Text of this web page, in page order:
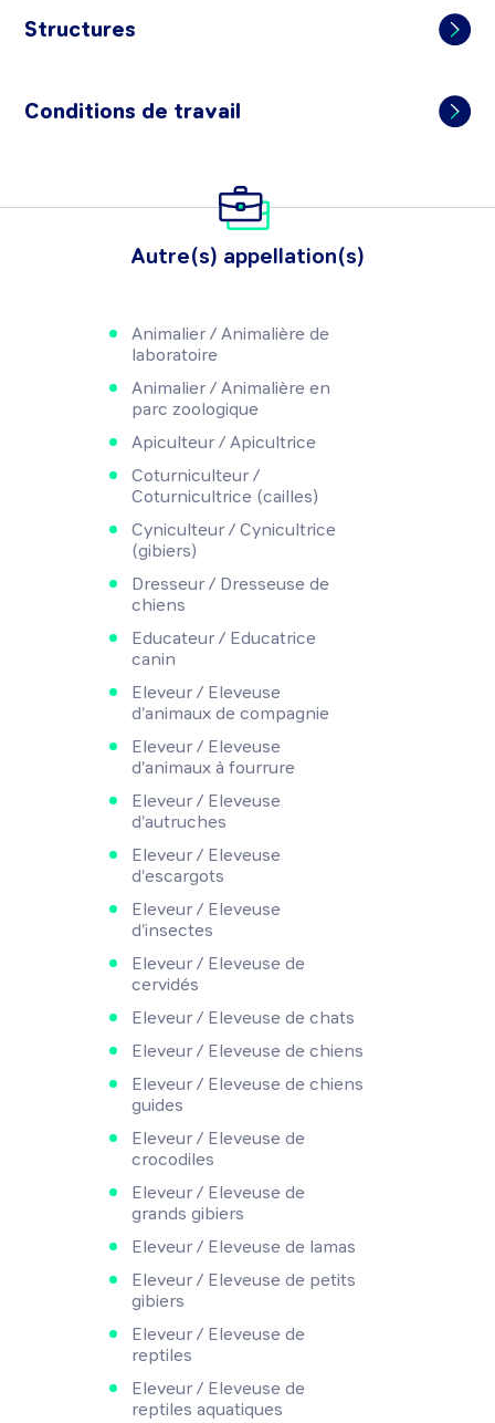
Structures
Conditions de travail
Autre(s) appellation(s)
Animalier / Animalière de
laboratoire
Animalier / Animalière en
parc zoologique
Apiculteur / Apicultrice
Coturniculteur /
Coturnicultrice (cailles)
Cyniculteur / Cynicultrice
(gibiers)
Dresseur / Dresseuse de
chiens
Educateur / Educatrice
canin
Eleveur / Eleveuse
d'animaux de compagnie
Eleveur / Eleveuse
d'animaux à fourrure
Eleveur / Eleveuse
d'autruches
Eleveur / Eleveuse
d'escargots
Eleveur / Eleveuse
d'insectes
Eleveur / Eleveuse de
cervidés
Eleveur / Eleveuse de chats
Eleveur / Eleveuse de chiens
Eleveur / Eleveuse de chiens
guides
Eleveur / Eleveuse de
crocodiles
Eleveur / Eleveuse de
grands gibiers
Eleveur / Eleveuse de lamas
Eleveur / Eleveuse de petits
gibiers
Eleveur / Eleveuse de
reptiles
Eleveur / Eleveuse de
reptiles aquatiques